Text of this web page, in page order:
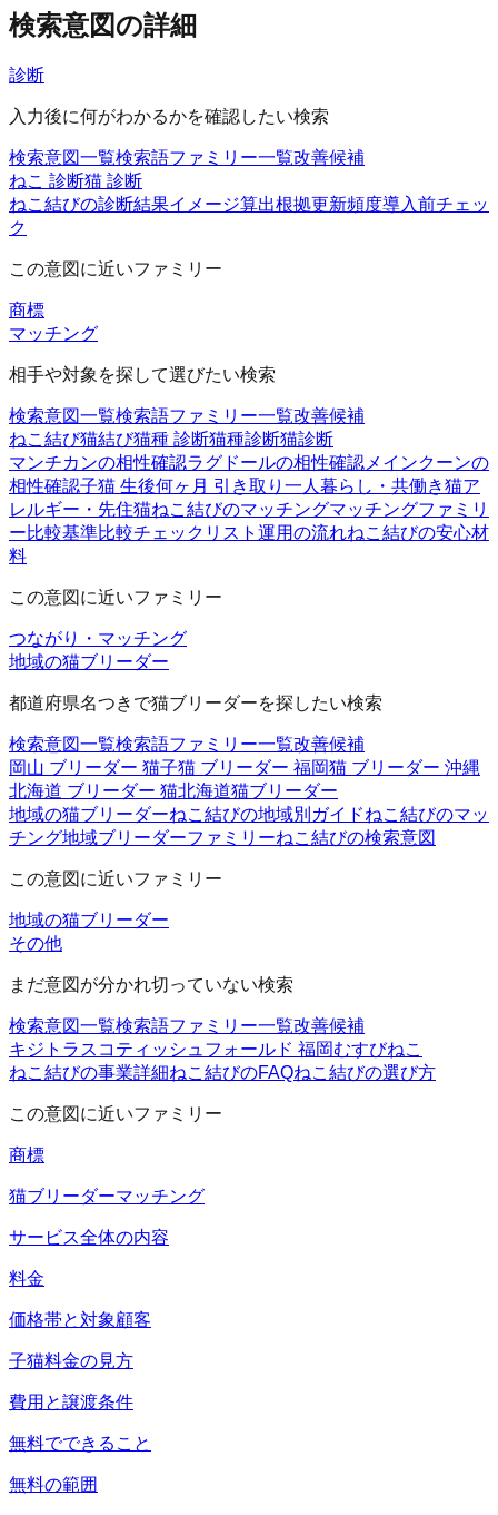
検索意図の詳細
診断
入力後に何がわかるかを確認したい検索
検索意図一覧検索語ファミリー一覧改善候補
ねこ 診断猫 診断
ねこ結びの診断結果イメージ算出根拠更新頻度導入前チェッ
ク
この意図に近いファミリー
商標
マッチング
相手や対象を探して選びたい検索
検索意図一覧検索語ファミリー一覧改善候補
ねこ結び猫結び猫種 診断猫種診断猫診断
マンチカンの相性確認ラグドールの相性確認メインクーンの
相性確認子猫 生後何ヶ月 引き取り 一人暮らし・共働き猫ア
レルギー・先住猫ねこ結びのマッチングマッチングファミリ
ー比較基準比較チェックリスト 運用の流れねこ結びの安心材
料
この意図に近いファミリー
つながり・マッチング
地域の猫ブリーダー
都道府県名つきで猫ブリーダーを探したい検索
検索意図一覧検索語ファミリー一覧改善候補
岡山 ブリーダー 猫子猫 ブリーダー 福岡猫 ブリーダー 沖縄
北海道 ブリーダー 猫北海道猫ブリーダー
地域の猫ブリーダーねこ結びの地域別ガイドねこ結びのマッ
チング地域ブリーダーファミリーねこ結びの検索意図
この意図に近いファミリー
地域の猫ブリーダー
その他
まだ意図が分かれ切っていない検索
検索意図一覧検索語ファミリー一覧改善候補
キジトラスコティッシュフォールド 福岡むすびねこ
ねこ結びの事業詳細ねこ結びのFAQねこ結びの選び方
この意図に近いファミリー
商標
猫ブリーダーマッチング
サービス全体の内容
料金
価格帯と対象顧客
子猫料金の見方
費用と譲渡条件
無料でできること
無料の範囲